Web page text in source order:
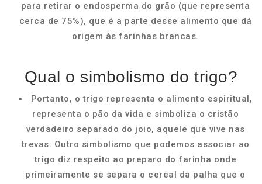
para retirar o endosperma do grão (que representa
cerca de 75%), que é a parte desse alimento que dá
origem às farinhas brancas.
Qual o simbolismo do trigo?
Portanto, o trigo representa o alimento espiritual,
representa o pão da vida e simboliza o cristão
verdadeiro separado do joio, aquele que vive nas
trevas. Outro simbolismo que podemos associar ao
trigo diz respeito ao preparo do farinha onde
primeiramente se separa o cereal da palha que o